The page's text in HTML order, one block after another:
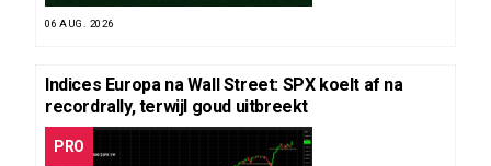
06 AUG. 2026
Indices Europa na Wall Street: SPX koelt af na
recordrally, terwijl goud uitbreekt
PRO